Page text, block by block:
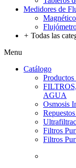
Medidores de
+ Todas las
Menu
Catálogo
AGUA
Osmosis
Filtros
Filtros